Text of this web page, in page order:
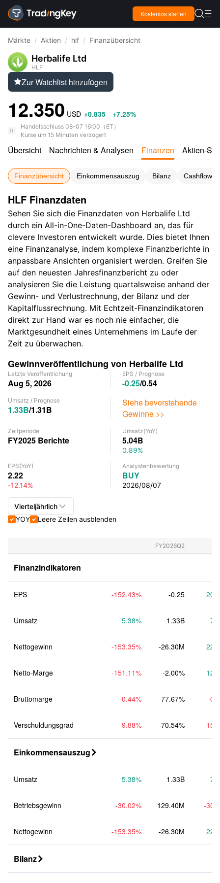
Kostenlos starten  
Märkte / Aktien / hlf / Finanzübersicht
Herbalife Ltd
HLF
Zur Watchlist hinzufügen
12.350 USD +0.835 +7.25%
Handelsschluss 08-07 16:00 （ ET ）
Kurse um 15 Minuten verzögert
Übersicht Nachrichten & Analysen Finanzen Aktien-
Finanzübersicht Einkommensauszug Bilanz Cashflow-
HLF Finanzdaten
Sehen Sie sich die Finanzdaten von Herbalife Ltd
durch ein All-in-One-Daten-Dashboard an, das für
clevere Investoren entwickelt wurde. Dies bietet Ihnen
eine Finanzanalyse, indem komplexe Finanzberichte in
anpassbare Ansichten organisiert werden. Greifen Sie
auf den neuesten Jahresfinanzbericht zu oder
analysieren Sie die Leistung quartalsweise anhand der
Gewinn- und Verlustrechnung, der Bilanz und der
Kapitalflussrechnung. Mit Echtzeit-Finanzindikatoren
direkt zur Hand war es noch nie einfacher, die
Marktgesundheit eines Unternehmens im Laufe der
Zeit zu überwachen.
Gewinnveröffentlichung von Herbalife Ltd
Letzte Veröffentlichung
Aug 5, 2026
EPS / Prognose
-0.25/0.54
Umsatz / Prognose
1.33B/1.31B
Siehe bevorstehende
Gewinne >>
Zeitperiode
FY2025 Berichte
Umsatz(YoY)
5.04B
0.89%
EPS(YoY)
2.22
-12.14%
Analystenbewertung
BUY
2026/08/07
Vierteljährlich 
YOYLeere Zeilen ausblenden
FY2026Q2
Finanzindikatoren
EPS -152.43% -0.25
Umsatz 5.38% 1.33B
Nettogewinn -153.35% -26.30M
Netto-Marge -151.11% -2.00%
Bruttomarge -0.44% 77.67% -
Verschuldungsgrad -9.88% 70.54% -
Einkommensauszug 
Umsatz 5.38% 1.33B
Betriebsgewinn -30.02% 129.40M -
Nettogewinn -153.35% -26.30M
Bilanz 